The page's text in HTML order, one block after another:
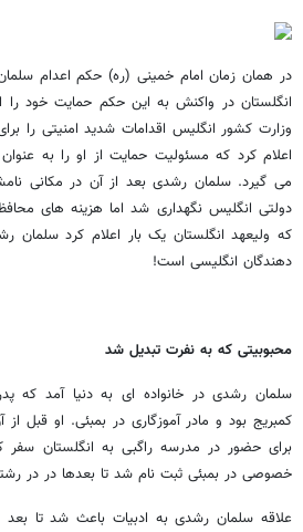
در همان زمان امام خمینی (ره) حکم اعدام
انگلستان در واکنش به این حکم حمایت خود را
وزارت کشور انگلیس اقدامات شدید امنیتی را
اعلام کرد که مسئولیت حمایت از او را به
می گیرد. سلمان رشدی بعد از آن در مکانی
دولتی انگلیس نگهداری شد اما هزینه های
که ولیعهد انگلستان یک بار اعلام کرد سلمان
دهندگان انگلیسی است!
محبوبیتی که به نفرت تبدیل شد
سلمان رشدی در خانواده ای به دنیا آمد که
برای حضور در مدرسه راگبی به انگلستان
خصوصی در بمبئی ثبت نام شد تا بعدها در در
علاقه سلمان رشدی به ادبیات باعث شد تا بعد